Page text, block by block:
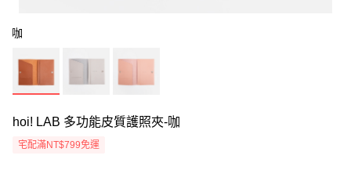
咖
hoi! LAB 多功能皮質護照夾-咖
宅配滿NT$799免運